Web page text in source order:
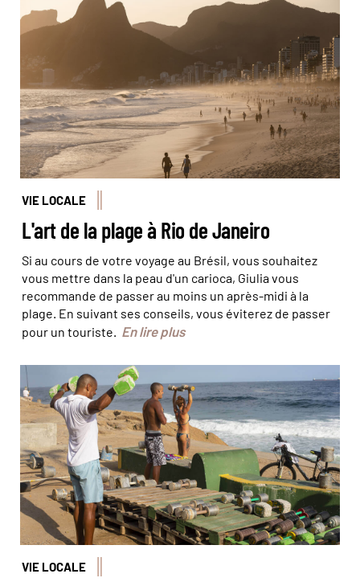
Coucher de soleil sur la plage d'Ipanema, à Rio © Marta
Nascimento - REA - Comptoir_des_Voyages
VIE LOCALE
L'art de la plage à Rio de Janeiro
Si au cours de votre voyage au Brésil, vous souhaitez
vous mettre dans la peau d'un carioca, Giulia vous
recommande de passer au moins un après-midi à la
plage. En suivant ses conseils, vous éviterez de passer
pour un touriste. En lire plus
À Rio de Janeiro, les habitants adorent faire du sport sur
la plage, comme ici à Ipanema. © Marta
Nascimento/REA/Comptoir des Voyages
VIE LOCALE